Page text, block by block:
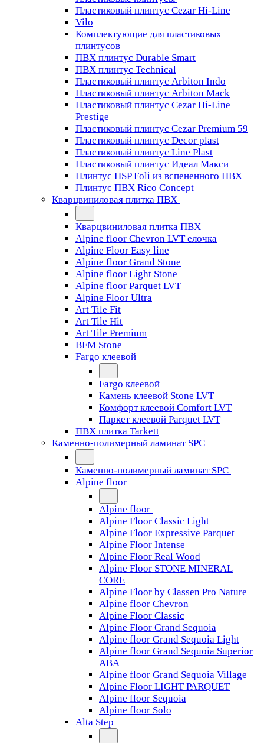
Пластиковый плинтус Cezar Hi-Line
Vilo
Комплектующие для пластиковых
плинтусов
ПВХ плинтус Durable Smart
ПВХ плинтус Technical
Пластиковый плинтус Arbiton Indo
Пластиковый плинтус Arbiton Mack
Пластиковый плинтус Cezar Hi-Line
Prestige
Пластиковый плинтус Cezar Premium 59
Пластиковый плинтус Decor plast
Пластиковый плинтус Line Plast
Пластиковый плинтус Идеал Макси
Плинтус HSP Foli из вспененного ПВХ
Плинтус ПВХ Rico Concept
Кварцвиниловая плитка ПВХ
Кварцвиниловая плитка ПВХ
Alpine floor Chevron LVT елочка
Alpine Floor Easy line
Alpine floor Grand Stone
Alpine floor Light Stone
Alpine floor Parquet LVT
Alpine Floor Ultra
Art Tile Fit
Art Tile Hit
Art Tile Premium
BFM Stone
Fargo клеевой
Fargo клеевой
Камень клеевой Stone LVT
Комфорт клеевой Comfort LVT
Паркет клеевой Parquet LVT
ПВХ плитка Tarkett
Каменно-полимерный ламинат SPC
Каменно-полимерный ламинат SPC
Alpine floor
Alpine floor
Alpine Floor Classic Light
Alpine Floor Expressive Parquet
Alpine Floor Intense
Alpine Floor Real Wood
Alpine Floor STONE MINERAL
CORE
Alpine Floor by Classen Pro Nature
Alpine floor Chevron
Alpine Floor Classic
Alpine Floor Grand Sequoia
Alpine floor Grand Sequoia Light
Alpine floor Grand Sequoia Superior
ABA
Alpine floor Grand Sequoia Village
Alpine Floor LIGHT PARQUET
Alpine floor Sequoia
Alpine floor Solo
Alta Step